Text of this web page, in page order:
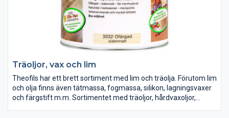
Träoljor, vax och lim
Theofils har ett brett sortiment med lim och träolja. Förutom lim
och olja finns även tätmassa, fogmassa, silikon, lagningsvaxer
och färgstift m.m. Sortimentet med träoljor, hårdvaxoljor,